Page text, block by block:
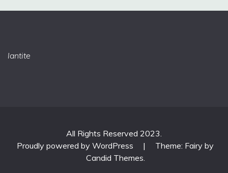
lantite
All Rights Reserved 2023.
Proudly powered by WordPress
|
Theme: Fairy by
Candid Themes.